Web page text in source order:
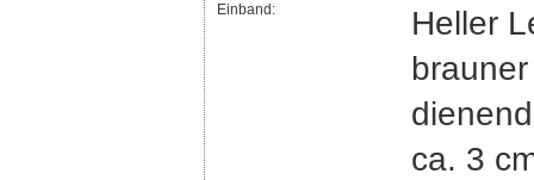
Einband:
Heller
ca. 3